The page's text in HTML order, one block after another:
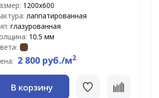
1200х600
лаппатированная
глазурованная
10.5 мм
2 800 руб./м2
В корзину